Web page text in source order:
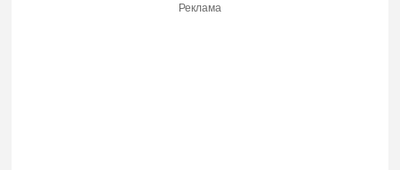
Реклама